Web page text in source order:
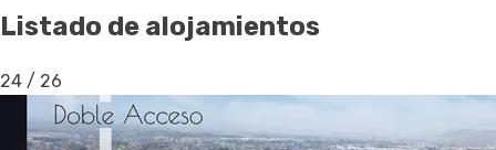
Listado de alojamientos
24 / 26